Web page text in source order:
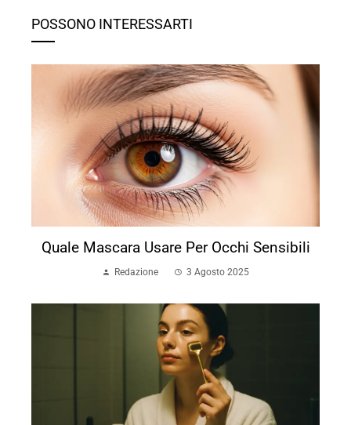
POSSONO INTERESSARTI
Quale Mascara Usare Per Occhi Sensibili
Redazione 3 Agosto 2025